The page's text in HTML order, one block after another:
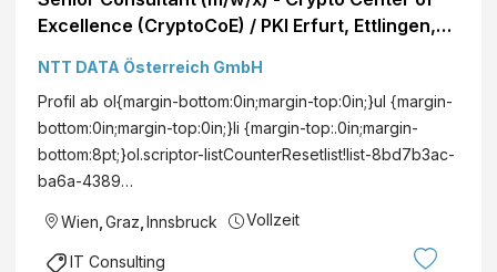
Excellence (CryptoCoE) / PKI Erfurt, Ettlingen,
Hamburg, Stuttgart, Wolfsburg,
deutschlandweit, Frankfurt a. M., Köln,
München, Berlin, Rosenheim, Wien, Graz,
Innsbruck, österreichweit Cyber Security
NTT DATA Österreich GmbH
Profil ab ol{margin-bottom:0in;margin-top:0in;}ul {margin-
bottom:0in;margin-top:0in;}li {margin-top:.0in;margin-
bottom:8pt;}ol.scriptor-listCounterResetlist!list-8bd7b3ac-
ba6a-4389…
Wien Graz Innsbruck Vollzeit
IT Consulting